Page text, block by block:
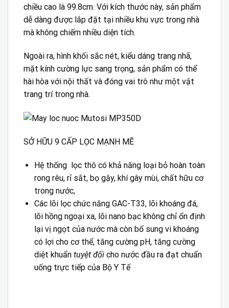
chiều cao là 99.8cm. Với kích thước này, sản phẩm
dễ dàng được lắp đặt tại nhiều khu vực trong nhà
mà không chiếm nhiều diện tích.
Ngoài ra, hình khối sắc nét, kiểu dáng trang nhã,
mặt kính cường lực sang trọng, sản phẩm có thể
hài hòa với nội thất và đóng vai trò như một vật
trang trí trong nhà.
SỞ HỮU 9 CẤP LỌC MẠNH MẼ
Hệ thống lọc thô có khả năng loại bỏ hoàn toàn
rong rêu, rỉ sắt, bọ gậy, khí gây mùi, chất hữu cơ
trong nước,
Các lõi lọc chức năng GAC-T33, lõi khoáng đá,
lõi hồng ngoại xa, lõi nano bạc không chỉ ổn định
lại vị ngọt của nước mà còn bổ sung vi khoáng
có lợi cho cơ thể, tăng cường pH, tăng cường
diệt khuẩn tuyệt đối cho nước đầu ra đạt chuẩn
uống trực tiếp của Bộ Y Tế